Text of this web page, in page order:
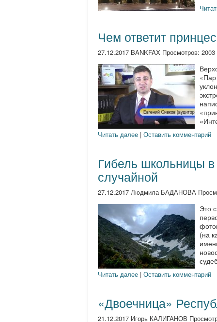
Чем ответит
27.12.2017 BANKFAX Просмотров: 2003
Читать далее | Оставить комментарий
Гибель школьницы
случайной
27.12.2017 Людмила БАДАНОВА
Это
(на
Читать далее | Оставить комментарий
«Двоечница»
21.12.2017 Игорь КАЛИГАНОВ